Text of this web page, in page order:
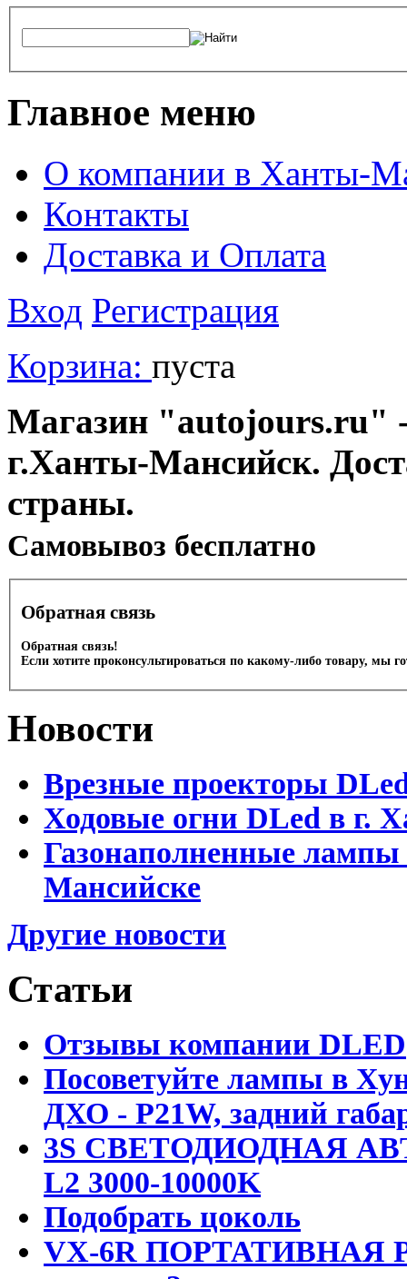
Главное меню
О компании в Ханты-
Контакты
Доставка и Оплата
Вход Регистрация
Корзина: пуста
Магазин "autojours.ru" -
г.Ханты-Мансийск.
страны.
Cамовывоз бесплатно
Обратная связь
Обратная связь!
Если хотите проконсультироваться по какому-либо товару, мы
Новости
Врезные проекторы
Ходовые огни DLed в г.
Газонаполненные
Мансийске
Другие новости
Статьи
Отзывы компании DLED
Посоветуйте лампы в
ДХО - P21W, задний
3S СВЕТОДИОДНАЯ
L2 3000-10000K
Подобрать цоколь
VX-6R ПОРТАТИВНАЯ